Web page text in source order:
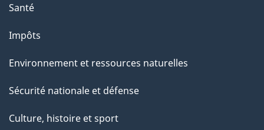
Santé
Impôts
Environnement et ressources naturelles
Sécurité nationale et défense
Culture, histoire et sport